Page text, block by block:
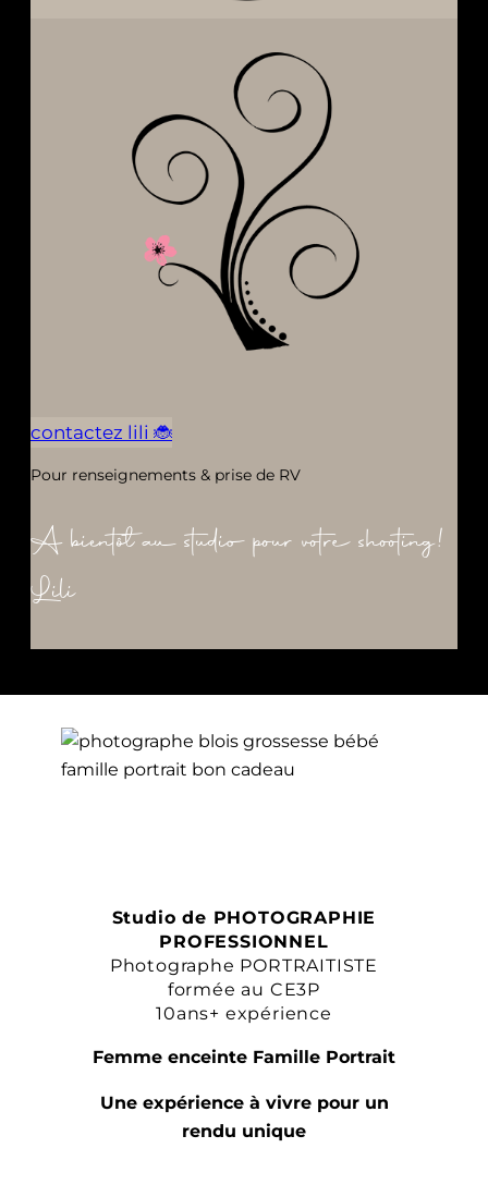
contactez lili 🐞
Pour renseignements & prise de RV
A bientôt au studio pour votre shooting!
Lili
Studio de PHOTOGRAPHIE
PROFESSIONNEL
Photographe PORTRAITISTE
formée au CE3P
10ans+ expérience
Femme enceinte Famille Portrait
Une expérience à vivre pour un
rendu unique